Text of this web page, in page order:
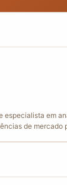
especialista em
de mercado